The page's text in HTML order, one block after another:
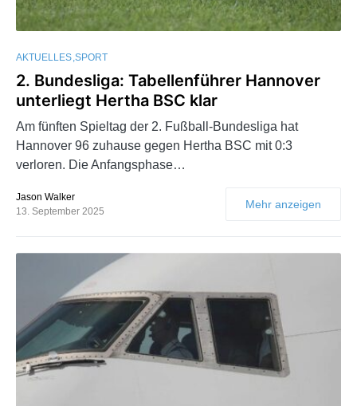
AKTUELLES SPORT
2. Bundesliga: Tabellenführer Hannover
unterliegt Hertha BSC klar
Am fünften Spieltag der 2. Fußball-Bundesliga hat
Hannover 96 zuhause gegen Hertha BSC mit 0:3
verloren. Die Anfangsphase…
Jason Walker
13. September 2025
Mehr anzeigen